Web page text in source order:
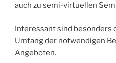
auch zu semi-virtuellen
Interessant sind besonders
Umfang der notwendigen
Angeboten.